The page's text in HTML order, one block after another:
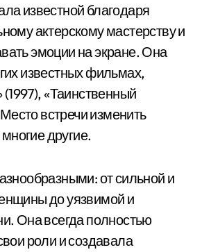
известной благодаря
актерскому мастерству и
эмоции на экране. Она
известных фильмах,
«Таинственный
встречи изменить
многие другие.
от сильной и
до уязвимой и
Она всегда полностью
роли и создавала